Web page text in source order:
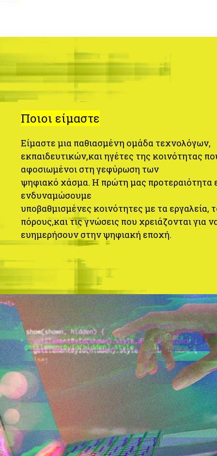
Ποιοι είμαστε
Είμαστε μια παθιασμένη ομάδα τεχνολόγων,
εκπαιδευτικών,και ηγέτες της κοινότητας
αφοσιωμένοι στη γεφύρωση των
ψηφιακό χάσμα. Η πρώτη μας προτεραιότητα
ενδυναμώσουμε
υποβαθμισμένες κοινότητες με τα εργαλεία,
πόρους,και τις γνώσεις που χρειάζονται για
ευημερήσουν στην ψηφιακή εποχή.